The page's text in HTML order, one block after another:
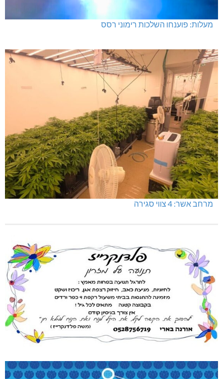
מעלות: פוענחו השלכות רימוני רסס
מרחב אשר: 4 צווי סגירה